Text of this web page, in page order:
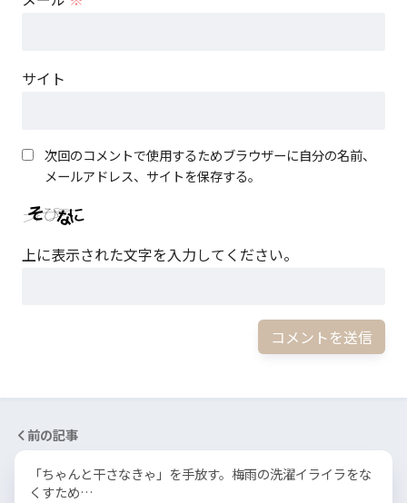
サイト
次回のコメントで使用するためブラウザーに自分の名前、
メールアドレス、サイトを保存する。
上に表示された文字を入力してください。
前の記事
「ちゃんと干さなきゃ」を手放す。梅雨の洗濯イライラをな
くすため…